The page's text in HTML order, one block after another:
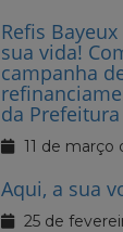
Refis
sua vida!
campanha
da
11 de março
Aqui, a sua
25 de